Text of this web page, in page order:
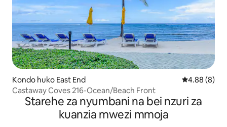
Kondo huko East End Ukadiriaji
4.88 (8)
Castaway Coves 216-Ocean/Beach Front
Starehe za nyumbani na bei nzuri za
kuanzia mwezi mmoja